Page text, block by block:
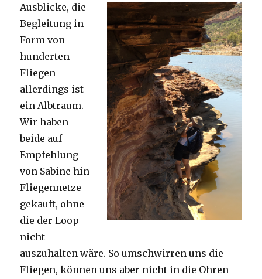
Ausblicke, die
Begleitung in
Form von
hunderten
Fliegen
allerdings ist
ein Albtraum.
Wir haben
beide auf
Empfehlung
von Sabine hin
Fliegennetze
gekauft, ohne
die der Loop
nicht
auszuhalten wäre. So umschwirren uns die
Fliegen, können uns aber nicht in die Ohren